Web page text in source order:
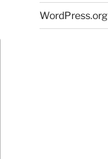
WordPress.org